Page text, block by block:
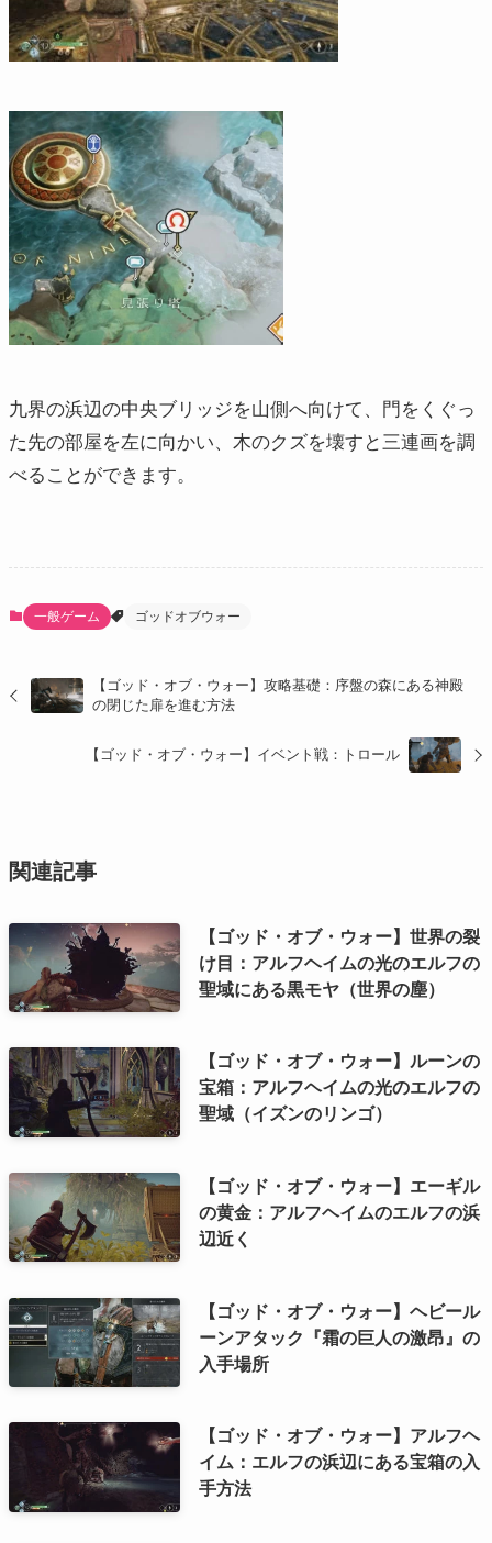
九界の浜辺の中央ブリッジを山側へ向けて、門をくぐっ
た先の部屋を左に向かい、木のクズを壊すと三連画を調
べることができます。
一般ゲーム ゴッドオブウォー
【ゴッド・オブ・ウォー】攻略基礎：序盤の森にある神殿
の閉じた扉を進む方法
【ゴッド・オブ・ウォー】イベント戦：トロール
関連記事
【ゴッド・オブ・ウォー】世界の裂
け目：アルフヘイムの光のエルフの
聖域にある黒モヤ（世界の塵）
【ゴッド・オブ・ウォー】ルーンの
宝箱：アルフヘイムの光のエルフの
聖域（イズンのリンゴ）
【ゴッド・オブ・ウォー】エーギル
の黄金：アルフヘイムのエルフの浜
辺近く
【ゴッド・オブ・ウォー】ヘビール
ーンアタック『霜の巨人の激昂』の
入手場所
【ゴッド・オブ・ウォー】アルフヘ
イム：エルフの浜辺にある宝箱の入
手方法